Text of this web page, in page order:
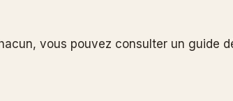
vous pouvez consulter un guide